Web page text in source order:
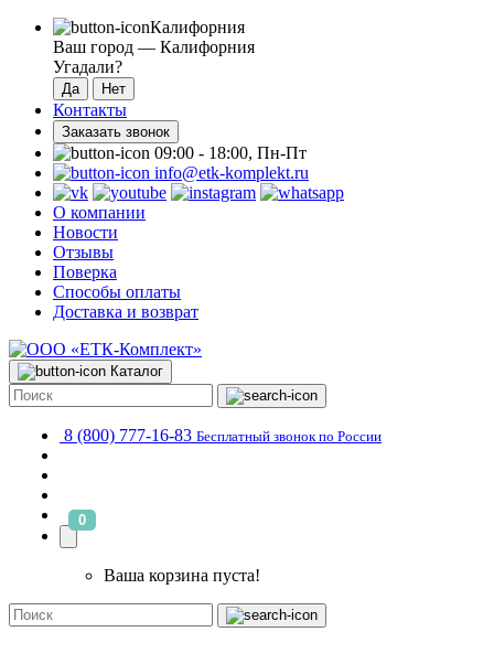
Калифорния
Ваш город — Калифорния
Угадали?
Контакты
Заказать звонок
09:00 - 18:00, Пн-Пт
info@etk-komplekt.ru
О компании
Новости
Отзывы
Поверка
Способы оплаты
Доставка и возврат
Каталог
8 (800) 777-16-83 Бесплатный звонок по России
0
Ваша корзина пуста!